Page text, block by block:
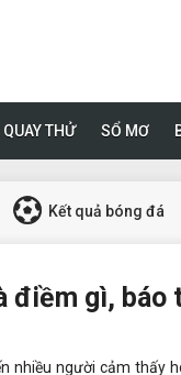
QUAY THỬ SỔ MƠ
Kết quả bóng đá
điềm gì,
nhiều người cảm thấy